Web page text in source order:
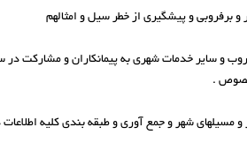
و سایر خدمات شهری به پیمانکاران و مشارکت
خصوص .